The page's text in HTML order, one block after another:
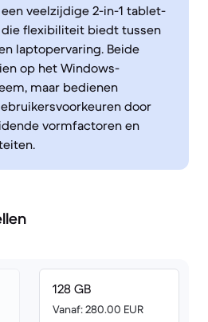
veelzijdige 2-in-1 tablet-
flexibiliteit biedt tussen
laptopervaring. Beide
op het Windows-
maar bedienen
door
vormfactoren en
128 GB
Vanaf: 280.00 EUR